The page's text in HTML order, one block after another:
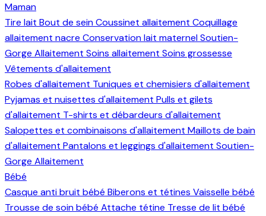
Maman
Tire lait Bout de seinCoussinet allaitement Coquillage
allaitement nacre Conservation lait maternelSoutien-
Gorge Allaitement Soins allaitement Soins grossesse
Vêtements d'allaitement
Robes d'allaitement Tuniques et chemisiers d'allaitement
Pyjamas et nuisettes d'allaitement Pulls et gilets
d'allaitement T-shirts et débardeurs d'allaitement
Salopettes et combinaisons d'allaitement Maillots de bain
d'allaitement Pantalons et leggings d'allaitement Soutien-
Gorge Allaitement
Bébé
Casque anti bruit bébé Biberons et tétines Vaisselle bébé
Trousse de soin bébé Attache tétine Tresse de lit bébé